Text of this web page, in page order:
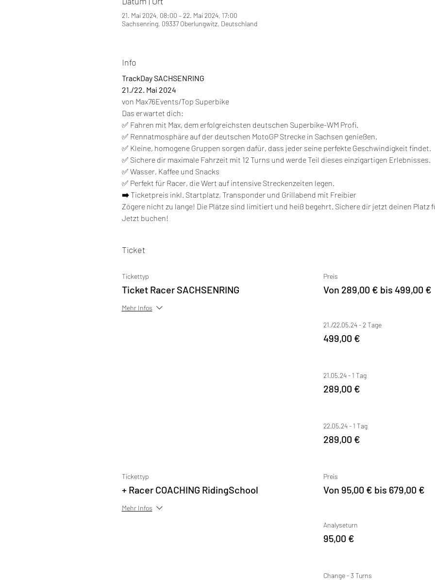
21. Mai 2024, 08:00 – 22. Mai 2024, 17:00
Sachsenring, 09337 Oberlungwitz, Deutschland
Info
TrackDay SACHSENRING
21./22. Mai 2024
von Max76Events/Top Superbike
Das erwartet dich:
✅ Fahren mit Max, dem erfolgreichsten deutschen Superbike-WM Profi.
✅ Rennatmosphäre auf der deutschen MotoGP Strecke in Sachsen genießen.
✅ Kleine, homogene Gruppen sorgen dafür, dass jeder seine perfekte Geschwindigkeit findet.
✅ Sichere dir maximale Fahrzeit mit 12 Turns und werde Teil dieses einzigartigen Erlebnisses.
✅ Wasser, Kaffee und Snacks
✅ Perfekt für Racer, die Wert auf intensive Streckenzeiten legen.
➡️ Ticketpreis inkl. Startplatz, Transponder und Grillabend mit Freibier
Zögere nicht zu lange! Die Plätze sind limitiert und heiß begehrt. Sichere dir jetzt deinen Platz
Jetzt buchen!
Ticket
Tickettyp
Ticket Racer SACHSENRING
Mehr Infos
Preis
Von 289,00 € bis 499,00 €
21./22.05.24 - 2 Tage
499,00 €
21.05.24 - 1 Tag
289,00 €
22.05.24 - 1 Tag
289,00 €
Tickettyp
+ Racer COACHING RidingSchool
Mehr Infos
Preis
Von 95,00 € bis 679,00 €
Analyseturn
95,00 €
Change - 3 Turns